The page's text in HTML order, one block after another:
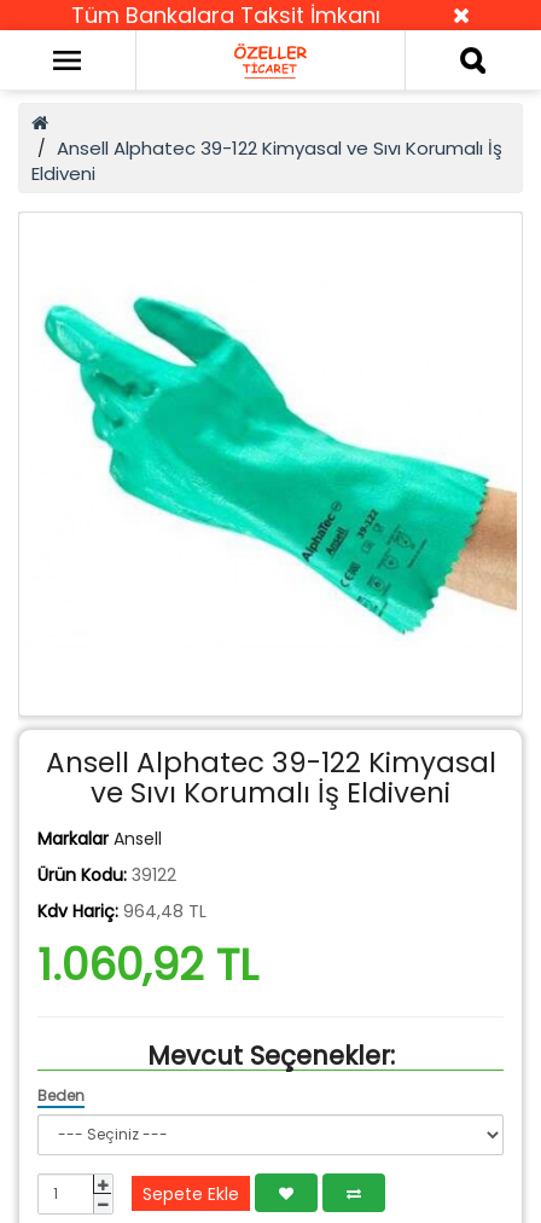
Tüm Bankalara Taksit İmkanı
Ansell Alphatec 39-122 Kimyasal ve Sıvı Korumalı İş
Eldiveni
Ansell Alphatec 39-122 Kimyasal
ve Sıvı Korumalı İş Eldiveni
Markalar Ansell
Ürün Kodu: 39122
Kdv Hariç: 964,48 TL
1.060,92 TL
Mevcut Seçenekler:
Beden
Sepete Ekle